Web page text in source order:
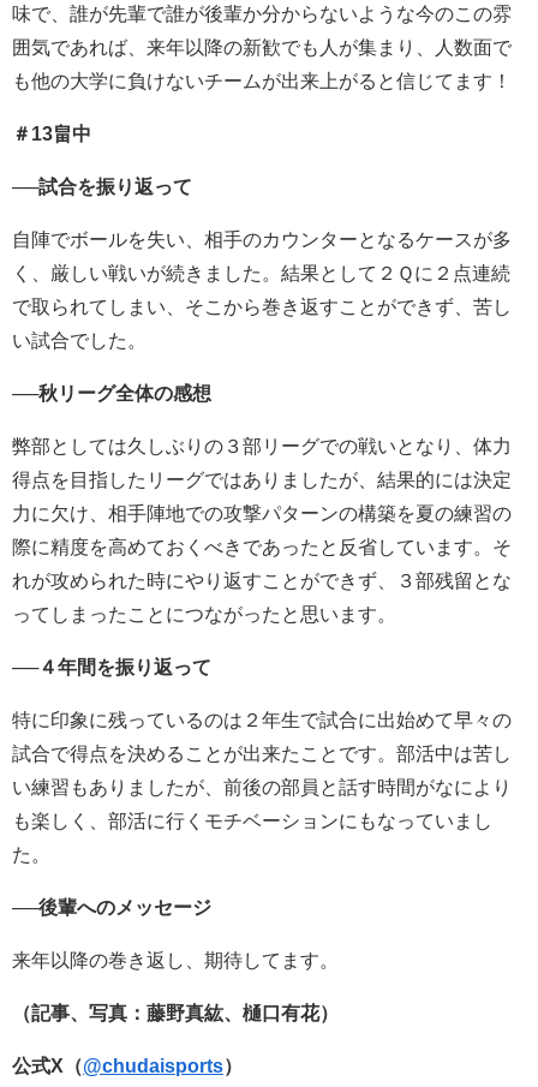
味で、誰が先輩で誰が後輩か分からないような今のこの雰
囲気であれば、来年以降の新歓でも人が集まり、人数面で
も他の大学に負けないチームが出来上がると信じてます！
＃13畠中
──試合を振り返って
自陣でボールを失い、相手のカウンターとなるケースが多
く、厳しい戦いが続きました。結果として２Ｑに２点連続
で取られてしまい、そこから巻き返すことができず、苦し
い試合でした。
──秋リーグ全体の感想
弊部としては久しぶりの３部リーグでの戦いとなり、体力
得点を目指したリーグではありましたが、結果的には決定
力に欠け、相手陣地での攻撃パターンの構築を夏の練習の
際に精度を高めておくべきであったと反省しています。そ
れが攻められた時にやり返すことができず、３部残留とな
ってしまったことにつながったと思います。
──４年間を振り返って
特に印象に残っているのは２年生で試合に出始めて早々の
試合で得点を決めることが出来たことです。部活中は苦し
い練習もありましたが、前後の部員と話す時間がなにより
も楽しく、部活に行くモチベーションにもなっていまし
た。
──後輩へのメッセージ
来年以降の巻き返し、期待してます。
（記事、写真：藤野真紘、樋口有花）
公式X（@chudaisports）